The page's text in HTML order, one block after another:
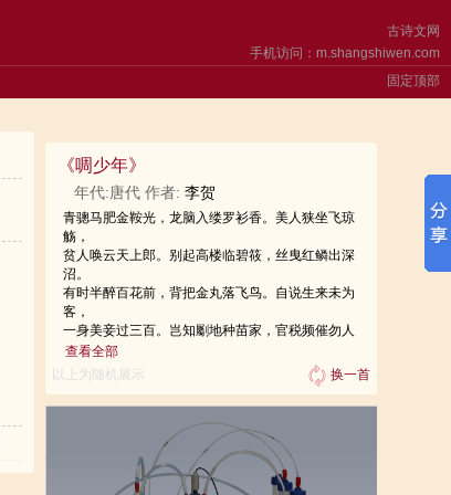
手机访问：m.shangshiwen.com
古诗文网
固定顶部
《啁少年》
年代:唐代 作者: 李贺
青骢马肥金鞍光，龙脑入缕罗衫香。美人狭坐飞琼
觞，
贫人唤云天上郎。别起高楼临碧筱，丝曳红鳞出深
沼。
有时半醉百花前，背把金丸落飞鸟。自说生来未为
客，
一身美妾过三百。岂知劚地种苗家，官税频催勿人
织。
长得积玉夸豪毅，每揖闲人多意气。生来不读半行
只把黄金买身贵。少年安得长少年，海波尚变为桑
荣枯递传急如箭，天公不肯于公偏。莫道韶华镇长
发白面皱专相待。
查看全部
换一首
以上为随机展示